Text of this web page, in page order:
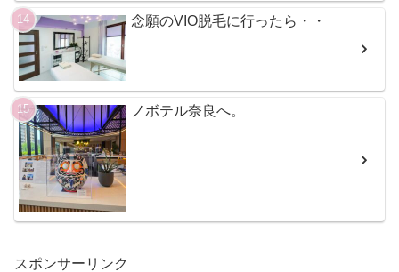
念願のVIO脱毛に行ったら・・
ノボテル奈良へ。
スポンサーリンク